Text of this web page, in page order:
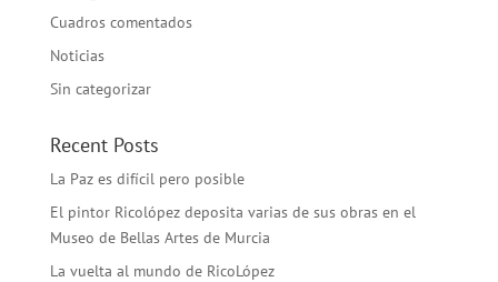
Cuadros comentados
Noticias
Sin categorizar
Recent Posts
La Paz es difícil pero posible
El pintor Ricolópez deposita varias de sus obras en el
Museo de Bellas Artes de Murcia
La vuelta al mundo de RicoLópez